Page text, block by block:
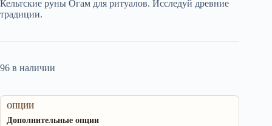
1
350,00 ₽.
Кельтские руны Огам для ритуалов. Исследуй древние
традиции.
96 в наличии
ОПЦИИ
Дополнительные опции